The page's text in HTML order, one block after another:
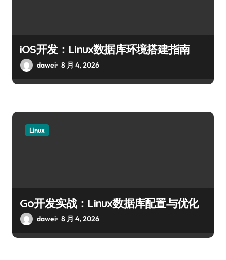
iOS开发：Linux数据库环境搭建指南
dawei 8 月 4, 2026
Linux
Go开发实战：Linux数据库配置与优化
dawei 8 月 4, 2026